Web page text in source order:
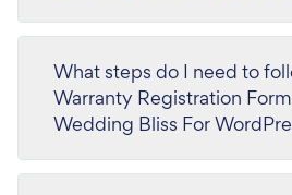
What steps do I need to
Warranty Registration
Wedding Bliss For